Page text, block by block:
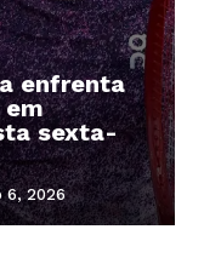
enfrenta
em
sexta-
6, 2026